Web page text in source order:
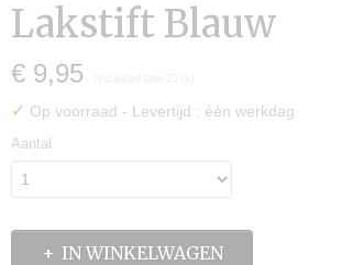
Lakstift Blauw
€ 9,95
✓ Op voorraad - Levertijd : één werkdag
Aantal
IN WINKELWAGEN